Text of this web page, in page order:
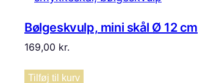
Bølgeskvulp, mini skål Ø 12 cm
169,00 kr.
Tilføj til kurv